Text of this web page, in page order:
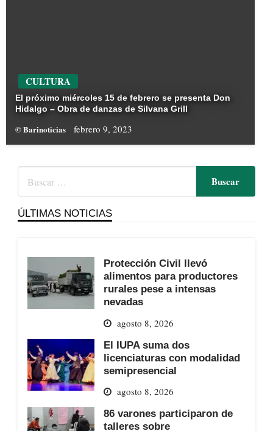
CULTURA
El próximo miércoles 15 de febrero se presenta Don
Hidalgo – Obra de danzas de Silvana Grill
© Barinoticias febrero 9, 2023
ÚLTIMAS NOTICIAS
Protección Civil llevó
alimentos para productores
rurales pese a intensas
nevadas
agosto 8, 2026
El IUPA suma dos
licenciaturas con modalidad
semipresencial
agosto 8, 2026
86 varones participaron de
talleres sobre